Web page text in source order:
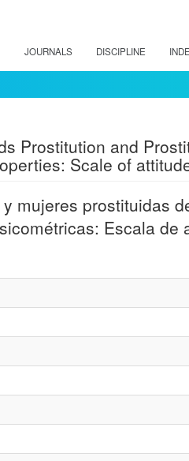
JOURNALS DISCIPLINE
Prostitution and
Scale of
mujeres prostituidas
Escala de